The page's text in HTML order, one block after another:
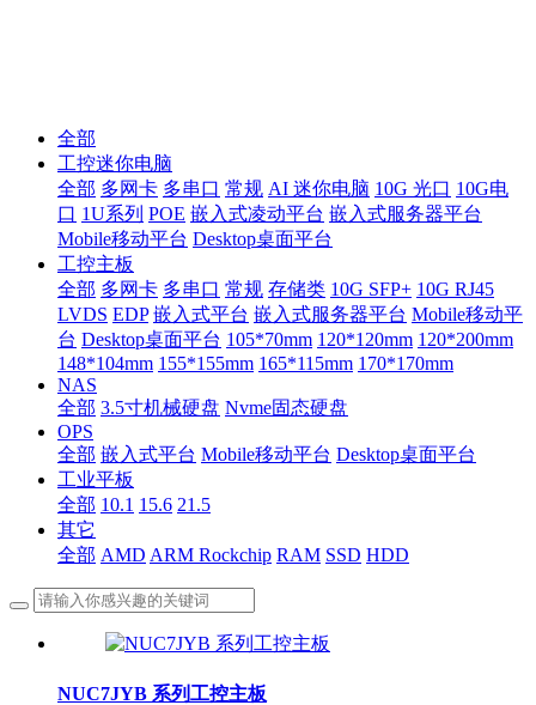
全部
工控迷你电脑
全部 多网卡 多串口 常规 AI 迷你电脑 10G 光口 10G电
口 1U系列 POE 嵌入式凌动平台 嵌入式服务器平台
Mobile移动平台 Desktop桌面平台
工控主板
全部 多网卡 多串口 常规 存储类 10G SFP+ 10G RJ45
LVDS EDP 嵌入式平台 嵌入式服务器平台 Mobile移动平
台 Desktop桌面平台 105*70mm 120*120mm 120*200mm
148*104mm 155*155mm 165*115mm 170*170mm
NAS
全部 3.5寸机械硬盘 Nvme固态硬盘
OPS
全部 嵌入式平台 Mobile移动平台 Desktop桌面平台
工业平板
全部 10.1 15.6 21.5
其它
全部 AMD ARM Rockchip RAM SSD HDD
NUC7JYB 系列工控主板